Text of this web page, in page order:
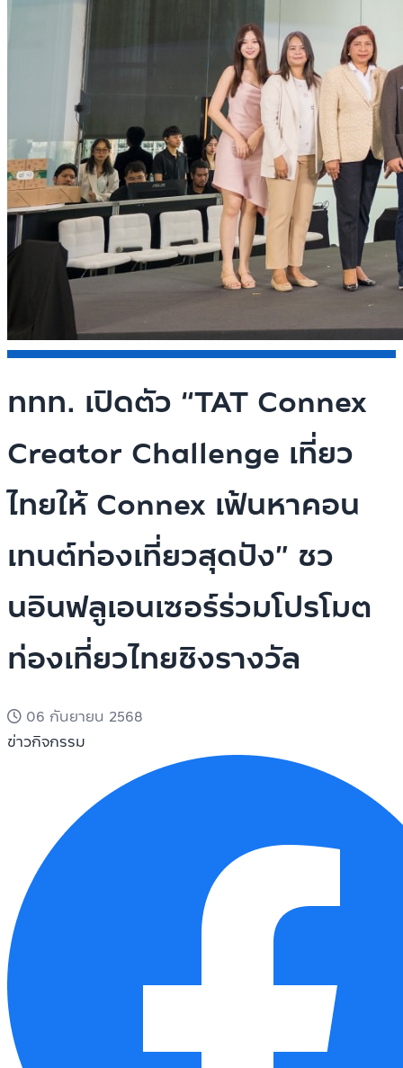
ททท. เปิดตัว “TAT Connex
Creator Challenge เที่ยว
ไทยให้ Connex เฟ้นหาคอน
เทนต์ท่องเที่ยวสุดปัง” ชว
นอินฟลูเอนเซอร์ร่วมโปรโมต
ท่องเที่ยวไทยชิงรางวัล
06 กันยายน 2568
ข่าวกิจกรรม